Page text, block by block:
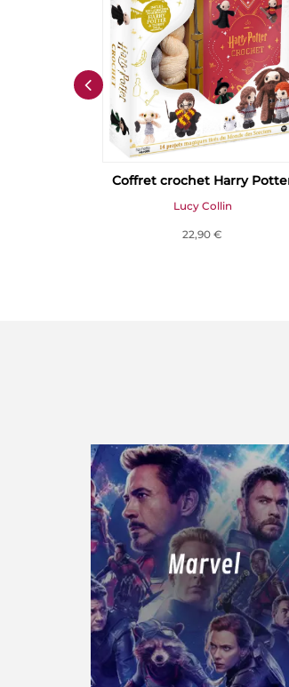
Coffret crochet Harry
Lucy Collin
22,90 €